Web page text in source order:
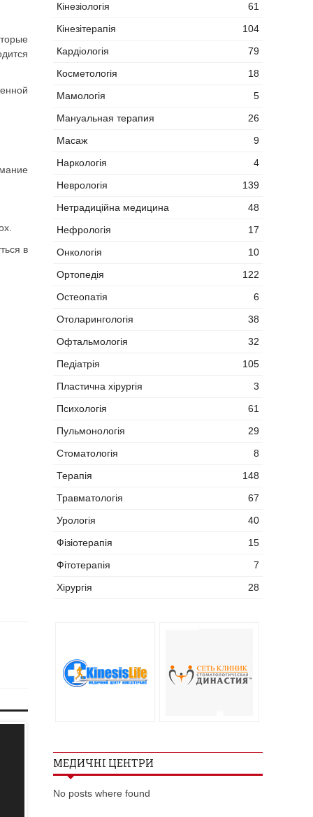
в
Кінезіологія
61
Кінезітерапія
104
Кардіологія
79
Косметологія
18
Мамологія
5
Мануальная терапия
26
Масаж
9
Наркологія
4
Неврологія
139
Нетрадиційна медицина
48
Нефрологія
17
Онкологія
10
Ортопедія
122
Остеопатія
6
Отоларингологія
38
Офтальмологія
32
Педіатрія
105
Пластична хірургія
3
Психологія
61
Пульмонологія
29
Стоматологія
8
Терапія
148
Травматологія
67
Урологія
40
Фізіотерапія
15
Фітотерапія
7
Хірургія
28
МЕДИЧНІ ЦЕНТРИ
No posts where found